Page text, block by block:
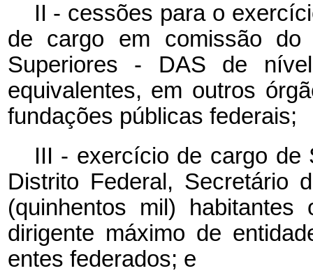
II - cessões para o
de cargo em comissão do
Superiores - DAS de
equivalentes, em outros
fundações públicas federais;
III - exercício de cargo de
Distrito Federal, Secretário
(quinhentos mil)
dirigente máximo de
entes federados; e